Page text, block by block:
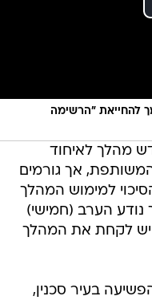
להחייאת "הרשימה
מהלך לאיחוד
אך גורמים
למימוש המהלך
נודע הערב (חמישי)
יש לקחת את המהלך
בעיר סכנין,